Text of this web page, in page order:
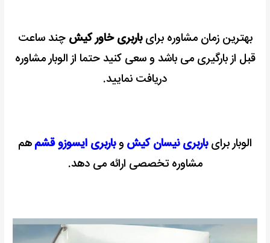
بهترین زمان مشاوره برایباربری خاور کیش چند ساعت
قبل از بارگیری می باشد و سعی کنید حتما از الوبار مشاوره
دریافت نمایید.
الوبار برایباربری نیسان کیش وباربری ایسوزو قشمهم
مشاوره تخصصی ارائه می دهد.